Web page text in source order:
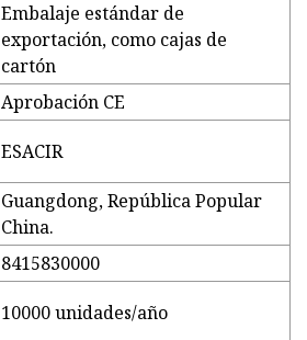
Embalaje estándar de
exportación, como cajas de
cartón
Aprobación CE
ESACIR
Guangdong, República Popular
China.
8415830000
10000 unidades/año